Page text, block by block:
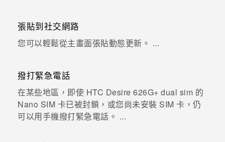
張貼到社交網路
您可以輕鬆從主畫面張貼動態更新。 ...
撥打緊急電話
在某些地區，即使 HTC Desire 626G+ dual sim 的
Nano SIM 卡已被封鎖，或您尚未安裝 SIM 卡，仍
可以用手機撥打緊急電話。 ...